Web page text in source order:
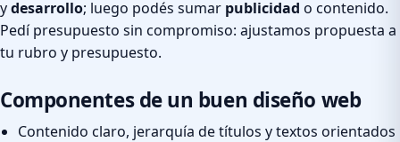
ydesarrollo; luego podés sumar publicidad o contenido.
Pedí presupuesto sin compromiso: ajustamos propuesta a
tu rubro y presupuesto.
Componentes de un buen diseño web
Contenido claro, jerarquía de títulos y textos orientados